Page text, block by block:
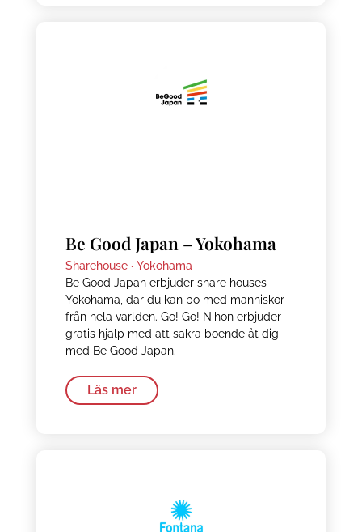
Be Good Japan – Yokohama
Sharehouse · Yokohama
Be Good Japan erbjuder share houses i
Yokohama, där du kan bo med människor
från hela världen. Go! Go! Nihon erbjuder
gratis hjälp med att säkra boende åt dig
med Be Good Japan.
Läs mer